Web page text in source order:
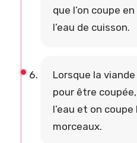
que l’on coupe
l’eau de cuisson.
Lorsque la
pour être
l’eau et on
morceaux.